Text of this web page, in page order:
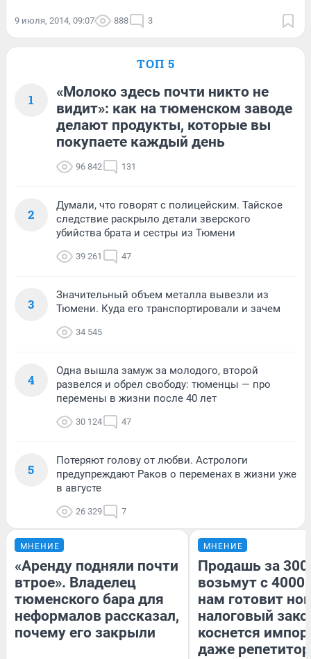
9 июля, 2014, 09:07 888 3
ТОП 5
1
«Молоко здесь почти никто не
видит»: как на тюменском заводе
делают продукты, которые вы
покупаете каждый день
96 842 131
2
Думали, что говорят с полицейским. Тайское
следствие раскрыло детали зверского
убийства брата и сестры из Тюмени
39 261 47
3
Значительный объем металла вывезли из
Тюмени. Куда его транспортировали и зачем
34 545
4
Одна вышла замуж за молодого, второй
развелся и обрел свободу: тюменцы — про
перемены в жизни после 40 лет
30 124 47
5
Потеряют голову от любви. Астрологи
предупреждают Раков о переменах в жизни уже
в августе
26 329 7
МНЕНИЕ
«Аренду подняли почти
втрое». Владелец
тюменского бара для
неформалов рассказал,
почему его закрыли
МНЕНИЕ
Продашь за
возьмут с
нам готовит
налоговый
коснется
даже